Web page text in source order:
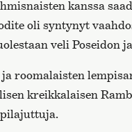
kanssa
oli syntynyt
veli Poseidon
roomalaisten
kreikkalaisen